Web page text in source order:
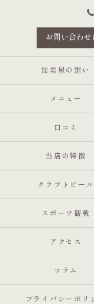
お問い合わせ
加美屋の想い
メニュー
口コミ
当店の特徴
クラフトビール
スポーツ観戦
アクセス
コラム
プライバシーポリ